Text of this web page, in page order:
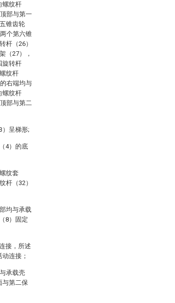
螺纹杆
部与第一
锥齿轮
个第六锥
杆（26）
（27），
旋转杆
纹杆
右端均与
螺纹杆
部与第二
）呈梯形;
4）的底
纹套
杆（32）
均与承载
8）固定
接，所述
连接；
承载壳
与第二保